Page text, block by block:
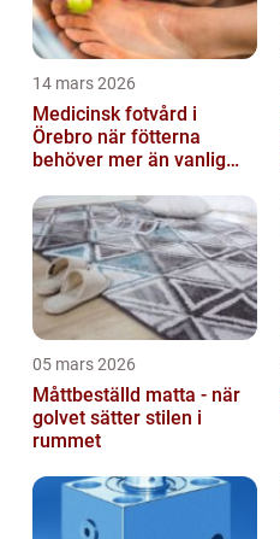
14 mars 2026
Medicinsk fotvård i
Örebro när fötterna
behöver mer än vanlig
05 mars 2026
Måttbeställd matta - när
golvet sätter stilen i
rummet